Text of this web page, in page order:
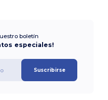
boletín
especiales!
Suscribirse